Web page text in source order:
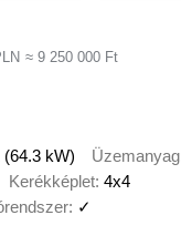
≈ 9 250 000 Ft
(64.3 kW) Üzemanyag
Kerékképlet 4x4
✓